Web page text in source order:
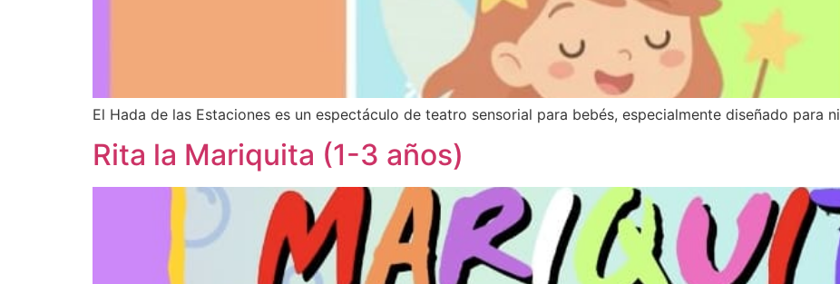
El Hada de las Estaciones es un espectáculo de teatro sensorial para bebés, especialmente diseñado para
Rita la Mariquita (1-3 años)